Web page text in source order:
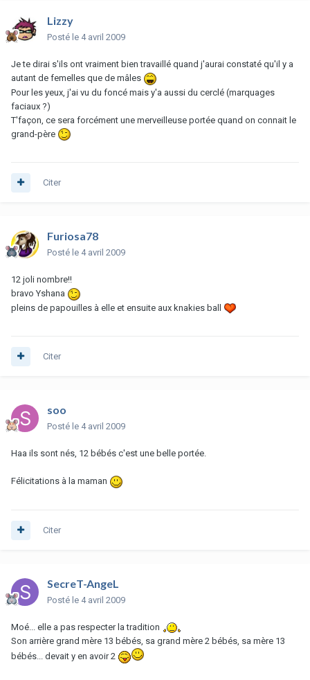
Lizzy
Posté le 4 avril 2009
Je te dirai s'ils ont vraiment bien travaillé quand j'aurai constaté qu'il y a
autant de femelles que de mâles
Pour les yeux, j'ai vu du foncé mais y'a aussi du cerclé (marquages
faciaux ?)
T'façon, ce sera forcément une merveilleuse portée quand on connait le
grand-père
Citer
Furiosa78
Posté le 4 avril 2009
12 joli nombre!!
bravo Yshana
pleins de papouilles à elle et ensuite aux knakies ball
Citer
soo
Posté le 4 avril 2009
Haa ils sont nés, 12 bébés c'est une belle portée.
Félicitations à la maman
Citer
SecreT-AngeL
Posté le 4 avril 2009
Moé... elle a pas respecter la tradition
Son arrière grand mère 13 bébés, sa grand mère 2 bébés, sa mère 13
bébés... devait y en avoir 2